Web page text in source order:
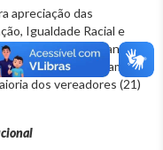
apreciação das
Igualdade Racial e
Pública e Segurança
de BH, Álvaro Damião,
dos vereadores (21)